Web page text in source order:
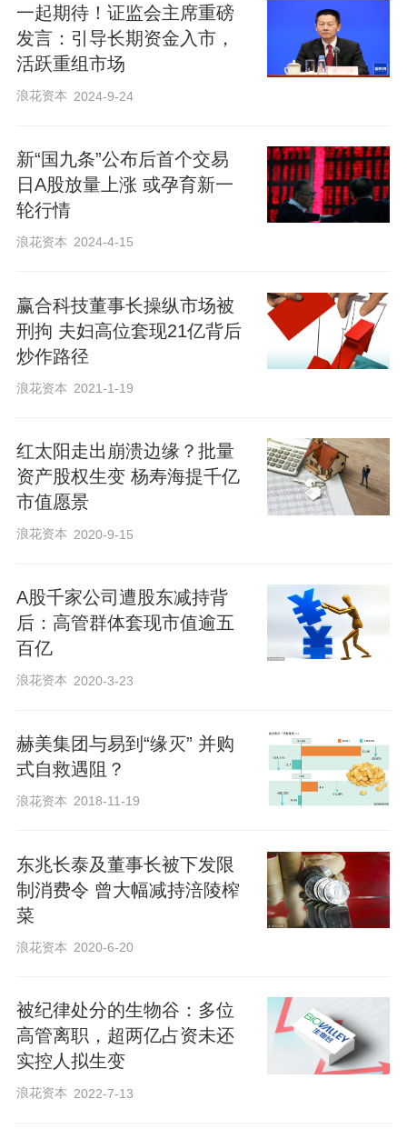
一起期待！证监会主席重磅
发言：引导长期资金入市，
活跃重组市场
浪花资本 2024-9-24
新“国九条”公布后首个交易
日A股放量上涨 或孕育新一
轮行情
浪花资本 2024-4-15
赢合科技董事长操纵市场被
刑拘 夫妇高位套现21亿背后
炒作路径
浪花资本 2021-1-19
红太阳走出崩溃边缘？批量
资产股权生变 杨寿海提千亿
市值愿景
浪花资本 2020-9-15
A股千家公司遭股东减持背
后：高管群体套现市值逾五
百亿
浪花资本 2020-3-23
赫美集团与易到“缘灭” 并购
式自救遇阻？
浪花资本 2018-11-19
东兆长泰及董事长被下发限
制消费令 曾大幅减持涪陵榨
菜
浪花资本 2020-6-20
被纪律处分的生物谷：多位
高管离职，超两亿占资未还
实控人拟生变
浪花资本 2022-7-13